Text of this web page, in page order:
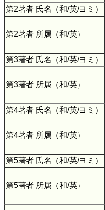
第2著者 氏名（和/英/ヨミ）
第2著者 所属（和/英）
第3著者 氏名（和/英/ヨミ）
第3著者 所属（和/英）
第4著者 氏名（和/英/ヨミ）
第4著者 所属（和/英）
第5著者 氏名（和/英/ヨミ）
第5著者 所属（和/英）